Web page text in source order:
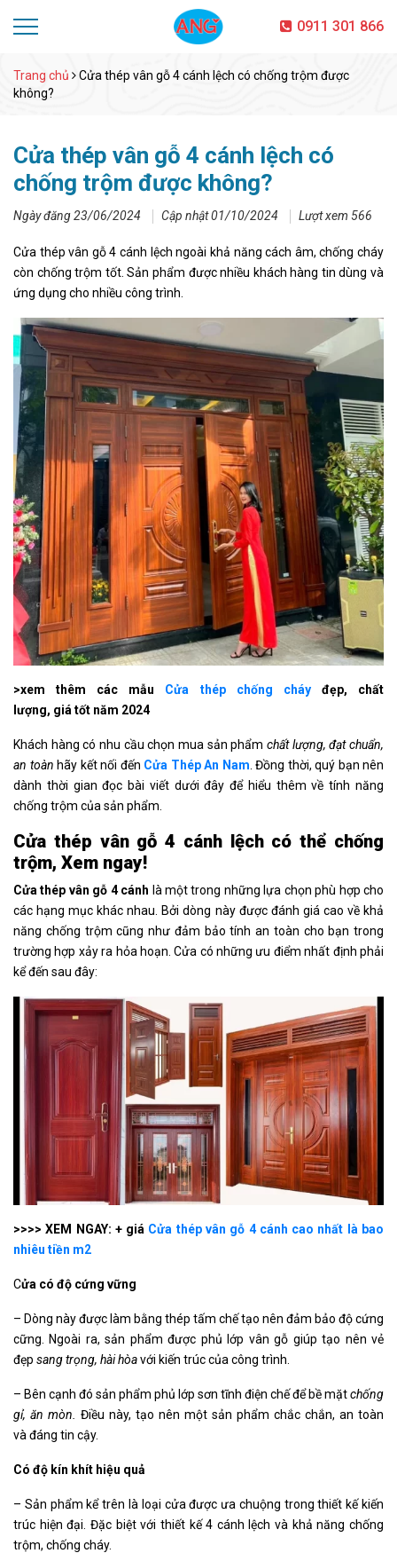
0911 301 866
Trang chủ
Cửa thép vân gỗ 4 cánh lệch có chống trộm được
không?
Cửa thép vân gỗ 4 cánh lệch có
chống trộm được không?
Ngày đăng 23/06/2024 Cập nhật 01/10/2024 Lượt xem 566
Cửa thép vân gỗ 4 cánh lệch ngoài khả năng cách âm, chống cháy
còn chống trộm tốt. Sản phẩm được nhiều khách hàng tin dùng và
ứng dụng cho nhiều công trình.
>xem thêm các mẫu Cửa thép chống cháyđẹp, chất
lượng, giá tốt năm 2024
Khách hàng có nhu cầu chọn mua sản phẩm chất lượng, đạt chuẩn,
an toàn hãy kết nối đến Cửa Thép An Nam . Đồng thời, quý bạn nên
dành thời gian đọc bài viết dưới đây để hiểu thêm về tính năng
chống trộm của sản phẩm.
Cửa thép vân gỗ 4 cánh lệch có thể chống
trộm, Xem ngay!
Cửa thép vân gỗ 4 cánh là một trong những lựa chọn phù hợp cho
các hạng mục khác nhau. Bởi dòng này được đánh giá cao về khả
năng chống trộm cũng như đảm bảo tính an toàn cho bạn trong
trường hợp xảy ra hỏa hoạn. Cửa có những ưu điểm nhất định phải
kể đến sau đây:
>>>> XEM NGAY: + giá Cửa thép vân gỗ 4 cánh cao nhất là bao
nhiêu tiền m2
Cửa có độ cứng vững
– Dòng này được làm bằng thép tấm chế tạo nên đảm bảo độ cứng
cững. Ngoài ra, sản phẩm được phủ lớp vân gỗ giúp tạo nên vẻ
đẹp sang trọng, hài hòavới kiến trúc của công trình.
– Bên cạnh đó sản phẩm phủ lớp sơn tĩnh điện chế để bề mặtchống
gỉ, ăn mòn. Điều này, tạo nên một sản phẩm chắc chắn, an toàn
và đáng tin cậy.
Có độ kín khít hiệu quả
– Sản phẩm kể trên là loại cửa được ưa chuộng trong thiết kế kiến
trúc hiện đại. Đặc biệt với thiết kế 4 cánh lệch và khả năng chống
trộm, chống cháy.